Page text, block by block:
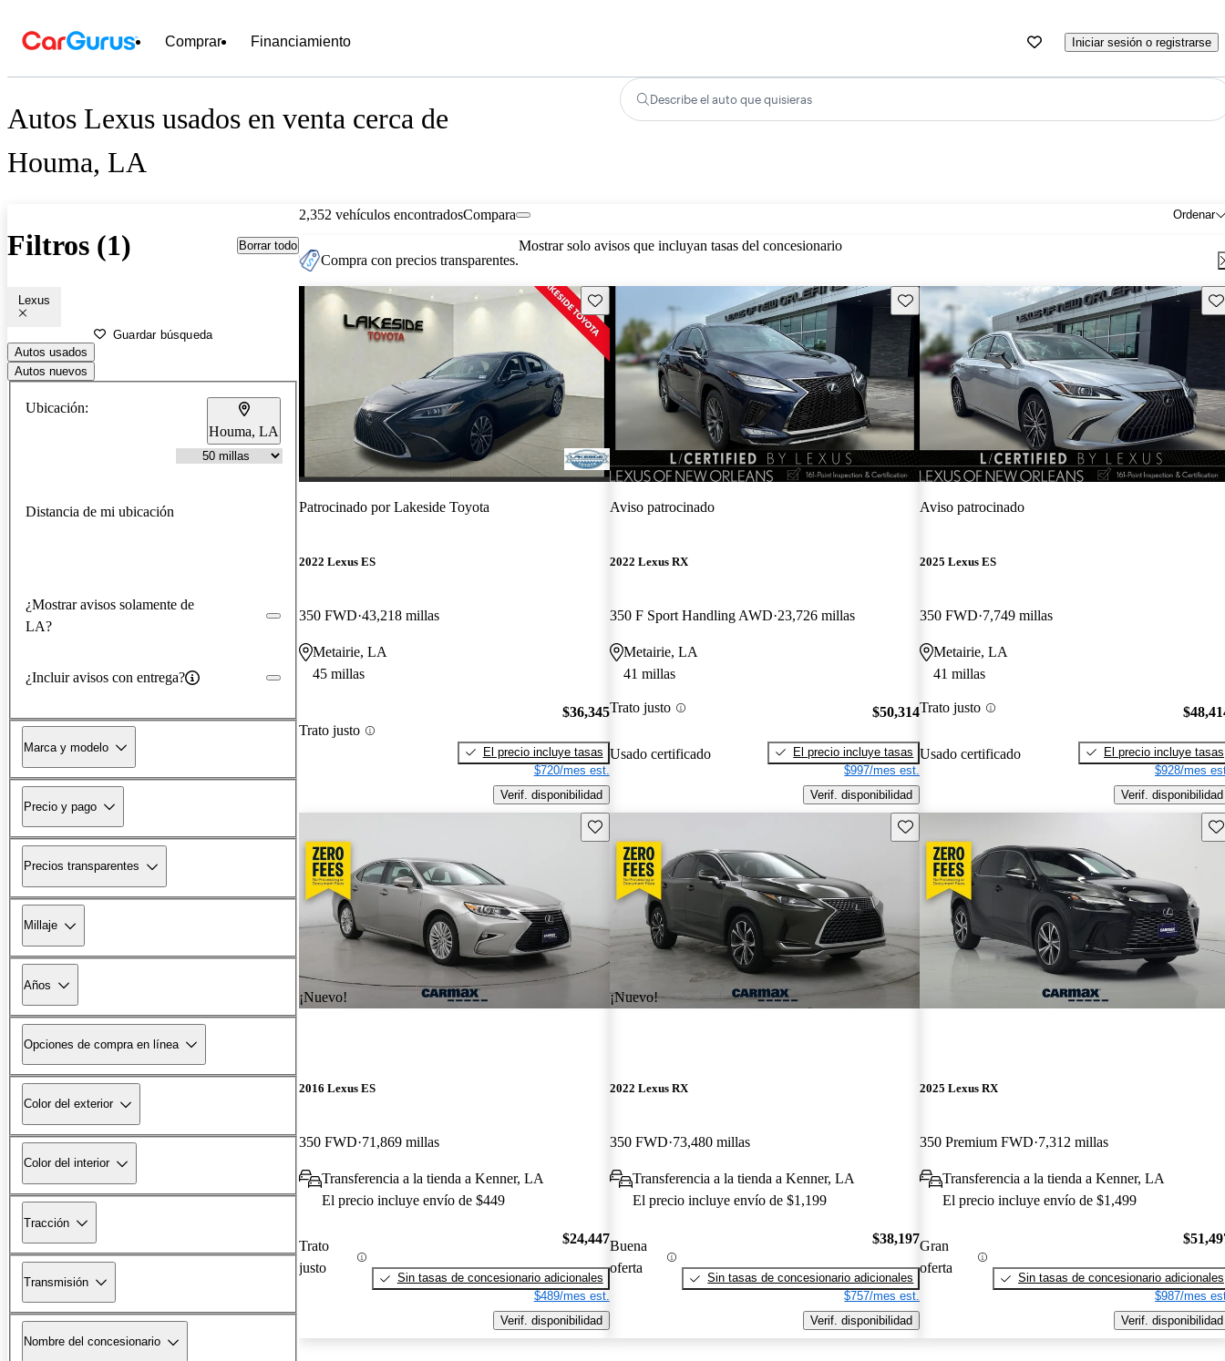
Comprar Financiamiento Iniciar sesión o registrarse
Autos Lexus usados en venta cerca de
Houma, LA
Describe el auto que quisieras
Filtros (1) Borrar todo
Lexus
Guardar búsqueda
Autos usados
Autos nuevos
Ubicación:
Houma, LA
Distancia de mi ubicación
¿Mostrar avisos solamente de
LA?
¿Incluir avisos con entrega?
Marca y modelo
Precio y pago
Precios transparentes
Millaje
Años
Opciones de compra en línea
Color del exterior
Color del interior
Tracción
Transmisión
Nombre del concesionario
2,352 vehículos encontrados Ordenar
Compara
Compra con precios transparentes.
Mostrar solo avisos que incluyan tasas del concesionario
Guarda este Aviso
Patrocinado porLakeside Toyota
2022 Lexus ES
350 FWD 43,218 millas
Metairie, LA
45 millas
Trato justo
$36,345
El precio incluye tasas
$720/mes est.
Verif. disponibilidad
Guarda este Aviso
Aviso patrocinado
2022 Lexus RX
350 F Sport Handling AWD 23,726 millas
Metairie, LA
41 millas
Trato justo
Usado certificado
$50,314
El precio incluye tasas
$997/mes est.
Verif. disponibilidad
Aviso patrocinado
2025 Lexus ES
350 FWD 7,749 millas
Metairie, LA
41 millas
Trato justo
Usado certificado
El precio incluye tasas
$928/mes
Verif. disponibilidad
¡Nuevo!
Guarda este Aviso
2016 Lexus ES
350 FWD 71,869 millas
Transferencia a la tienda a Kenner, LA
El precio incluye envío de $449
Trato
justo
$24,447
Sin tasas de concesionario adicionales
$489/mes est.
Verif. disponibilidad
¡Nuevo!
Guarda este Aviso
2022 Lexus RX
350 FWD 73,480 millas
Transferencia a la tienda a Kenner, LA
El precio incluye envío de $1,199
Buena
oferta
$38,197
Sin tasas de concesionario adicionales
$757/mes est.
Verif. disponibilidad
2025 Lexus RX
350 Premium FWD 7,312 millas
Transferencia a la tienda a Kenner, LA
El precio incluye envío de $1,499
Gran
oferta
Sin tasas de concesionario adicionales
$987/mes
Verif. disponibilidad